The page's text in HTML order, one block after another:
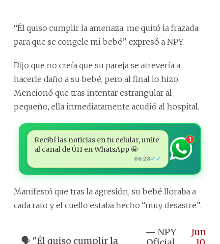
“Él quiso cumplir la amenaza, me quitó la frazada
para que se congele mi bebé”, expresó a NPY.
Dijo que no creía que su pareja se atrevería a
hacerle daño a su bebé, pero al final lo hizo.
Mencionó que tras intentar estrangular al
pequeño, ella inmediatamente acudió al hospital.
Recibí las noticias en tu celular, unite
al canal de ÚH en WhatsApp 🤩
06:28✓✓
1
Manifestó que tras la agresión, su bebé lloraba a
cada rato y el cuello estaba hecho “muy desastre”.
🗣️ "Él quiso cumplir la
— NPY
June